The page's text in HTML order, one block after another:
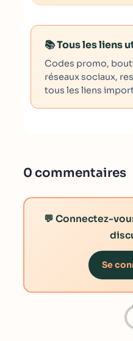
📚 Tous les liens
Codes promo,
réseaux sociaux,
tous les liens
0 commentaires
💬 Connectez-
Se